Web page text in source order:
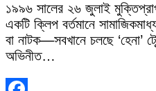
১৯৯৬ সালের ২৬ জুলাই
একটি ক্লিপ বর্তমানে
বা নাটক—সবখানে চলছে ‘হেনা’
অভিনীত…